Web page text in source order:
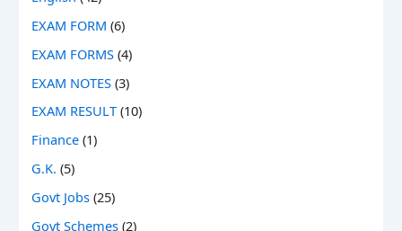
EXAM FORM (6)
EXAM FORMS (4)
EXAM NOTES (3)
EXAM RESULT (10)
Finance (1)
G.K. (5)
Govt Jobs (25)
Govt Schemes (2)